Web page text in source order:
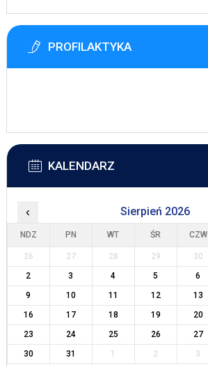
PROFILAKTYKA
KALENDARZ
‹ Sierpień 2026
NDZ PN WT ŚR CZW
26 27 28 29 30
2
3 4 5 6
9
10 11 12 13
16
17 18 19 20
23
24 25 26 27
30
31 1 2 3